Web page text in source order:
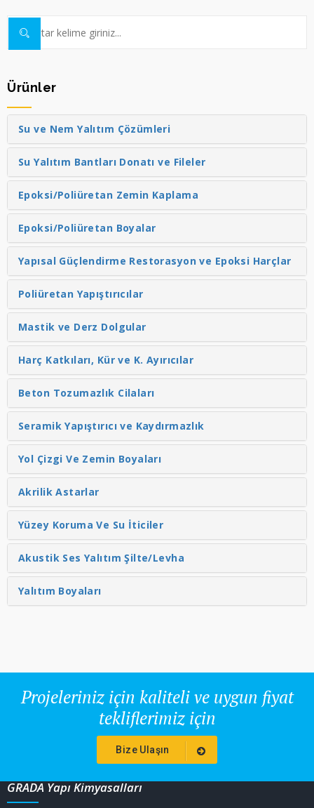
Ürünler
Su ve Nem Yalıtım Çözümleri
Su Yalıtım Bantları Donatı ve Fileler
Epoksi/Poliüretan Zemin Kaplama
Epoksi/Poliüretan Boyalar
Yapısal Güçlendirme Restorasyon ve Epoksi Harçlar
Poliüretan Yapıştırıcılar
Mastik ve Derz Dolgular
Harç Katkıları, Kür ve K. Ayırıcılar
Beton Tozumazlık Cilaları
Seramik Yapıştırıcı ve Kaydırmazlık
Yol Çizgi Ve Zemin Boyaları
Akrilik Astarlar
Yüzey Koruma Ve Su İticiler
Akustik Ses Yalıtım Şilte/Levha
Yalıtım Boyaları
Projeleriniz için kaliteli ve uygun fiyat
tekliflerimiz için
Bize Ulaşın
GRADA Yapı Kimyasalları